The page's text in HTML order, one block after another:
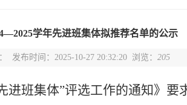
学年先进班集体拟推荐名单的公示
发布时间：2025-10-27 20:32:20 浏览： 205
进班集体”评选工作的通知》要